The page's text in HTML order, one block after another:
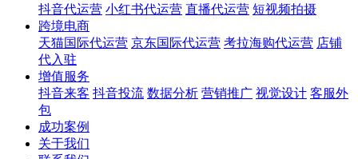
抖音代运营 小红书代运营 直播代运营 短视频拍摄
跨境电商
天猫国际代运营 京东国际代运营 考拉海购代运营 店铺
代入驻
增值服务
抖音来客 抖音投流 数据分析 营销推广 视觉设计 客服外
包
成功案例
关于我们